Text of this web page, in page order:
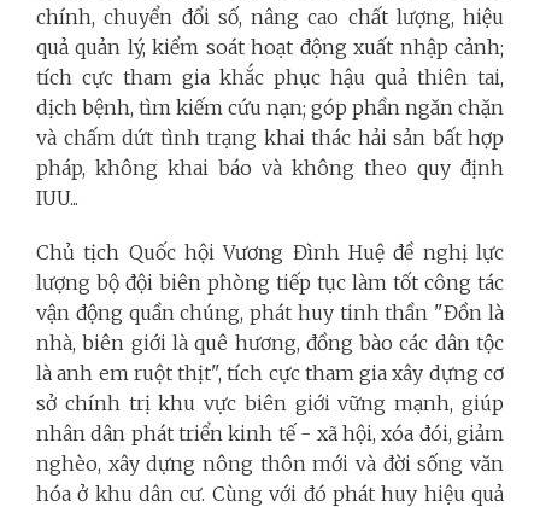
chính, chuyển đổi số, nâng cao chất lượng, hiệu
quả quản lý, kiểm soát hoạt động xuất nhập cảnh;
tích cực tham gia khắc phục hậu quả thiên tai,
dịch bệnh, tìm kiếm cứu nạn; góp phần ngăn chặn
và chấm dứt tình trạng khai thác hải sản bất hợp
pháp, không khai báo và không theo quy định
IUU...
Chủ tịch Quốc hội Vương Đình Huệ đề nghị lực
lượng bộ đội biên phòng tiếp tục làm tốt công tác
vận động quần chúng, phát huy tinh thần "Đồn là
nhà, biên giới là quê hương, đồng bào các dân tộc
là anh em ruột thịt", tích cực tham gia xây dựng cơ
sở chính trị khu vực biên giới vững mạnh, giúp
nhân dân phát triển kinh tế - xã hội, xóa đói, giảm
nghèo, xây dựng nông thôn mới và đời sống văn
hóa ở khu dân cư. Cùng với đó phát huy hiệu quả